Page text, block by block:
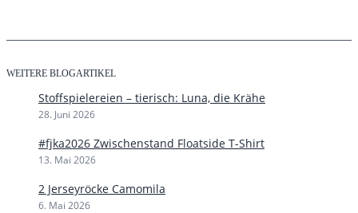
WEITERE BLOGARTIKEL
Stoffspielereien – tierisch: Luna, die Krähe
28. Juni 2026
#fjka2026 Zwischenstand Floatside T-Shirt
13. Mai 2026
2 Jerseyröcke Camomila
6. Mai 2026